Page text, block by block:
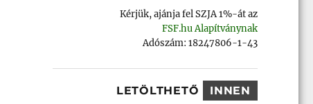
Kérjük, ajánja fel SZJA 1%-át az
FSF.hu Alapítványnak
Adószám: 18247806-1-43
LETÖLTHETŐ INNEN